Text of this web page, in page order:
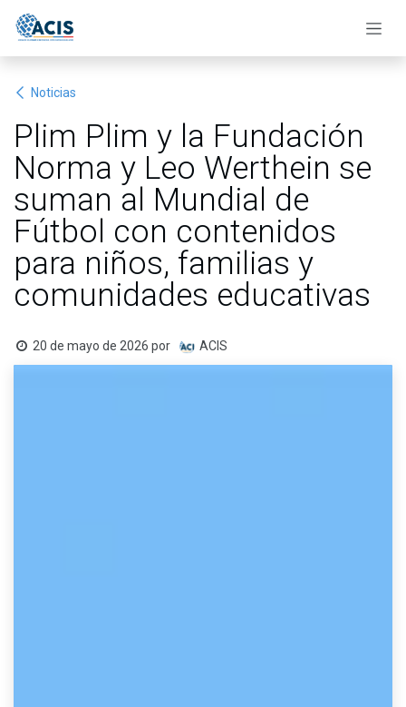
Noticias
Plim Plim y la Fundación
Norma y Leo Werthein se
suman al Mundial de
Fútbol con contenidos
para niños, familias y
comunidades educativas
20 de mayo de 2026 por ACIS